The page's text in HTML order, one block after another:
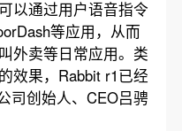
以通过用户语音指令
等应用，从而
外卖等日常应用。类
效果，Rabbit r1已经
司创始人、CEO吕骋